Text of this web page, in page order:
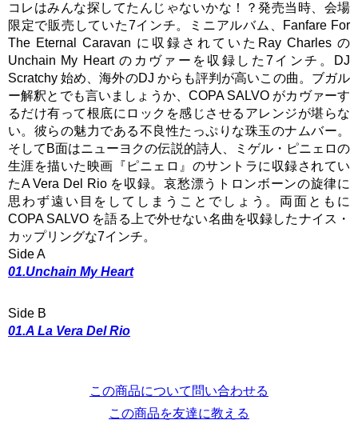
コレはみんな探してたんじゃないかな！？発売当時、会場
限定で販売していた7インチ。ミニアルバム、Fanfare For
The Eternal Caravan に収録されていたRay Charles の
Unchain My Heart のカヴァーを収録した7インチ。DJ
Scratchy 始め、海外のDJ からも評判が高いこの曲。ブガル
ー解釈とでも言いましょうか、COPA SALVO がカヴァーす
るだけ有って根底にロックを感じさせるアレンジが堪らな
い。彼らの魅力である不良性たっぷりな珠玉のナムバー。
そしてB面はニューヨクの伝説的詩人、ミゲル・ピニェロの
生涯を描いた映画『ピニェロ』のサントラに収録されてい
たA Vera Del Rio を収録。哀愁漂うトロンボーンの旋律に
思わず遠い目をしてしまうことでしょう。両面ともに
COPA SALVO を語る上で外せない名曲を収録したナイス・
カップリングな7インチ。
Side A
01.Unchain My Heart
Side B
01.A La Vera Del Rio
この商品について問い合わせる
この商品を友達に教える